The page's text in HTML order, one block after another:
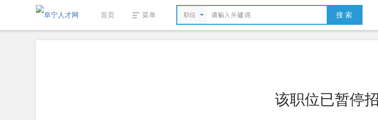
首页 菜单 职位 搜 索
该职位已暂停